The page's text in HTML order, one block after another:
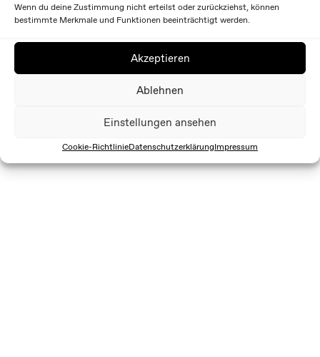
Wenn du deine Zustimmung nicht erteilst oder zurückziehst, können
bestimmte Merkmale und Funktionen beeinträchtigt werden.
Akzeptieren
Ablehnen
Einstellungen ansehen
Cookie-RichtlinieDatenschutzerklärungImpressum